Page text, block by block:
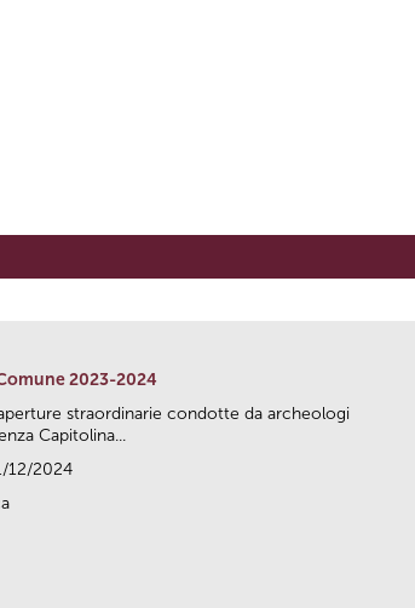
2023-2024
straordinarie condotte da archeologi
Capitolina...
12/2024